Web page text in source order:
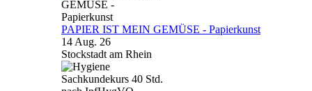
PAPIER IST MEIN GEMÜSE - Papierkunst
14 Aug. 26
Stockstadt am Rhein